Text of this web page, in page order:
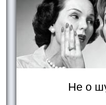
Не о